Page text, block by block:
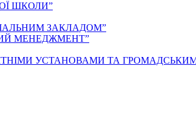
ШКОЛИ”
ЗАКЛАДОМ”
МЕНЕДЖМЕНТ”
УСТАНОВАМИ ТА